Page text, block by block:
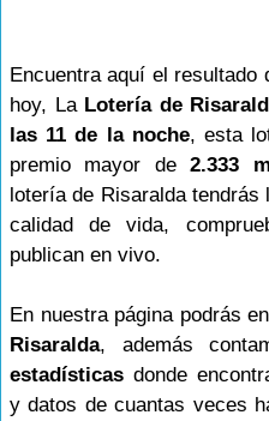
Encuentra aquí el resultado
hoy, La Lotería de
las 11 de la noche, esta
premio mayor de2.333
lotería de Risaralda tendrás
calidad de vida,
publican en vivo.
En nuestra página podrás
Risaralda, además
estadísticas donde
y datos de cuantas veces